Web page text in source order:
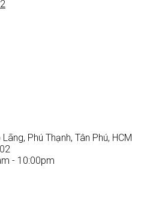
Phú Thạnh, Tân Phú, HCM
- 10:00pm